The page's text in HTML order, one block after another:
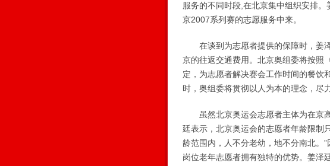
服务的不同时段,在北京集中组织安排
京2007系列赛的志愿服务中来。
在谈到为志愿者提供的保障时，姜
京的往返交通费用。北京奥组委将按照
定，为志愿者解决赛会工作时间的餐饮
时，奥组委将贯彻以人为本的理念，尽
虽然北京奥运会志愿者主体为在京
廷表示，北京奥运会的志愿者年龄限制
龄范围内，人不分老幼，地不分南北。
岗位老年志愿者拥有独特的优势。姜泽